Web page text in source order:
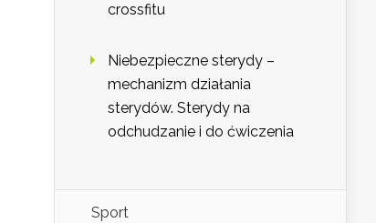
crossfitu
Niebezpieczne sterydy –
mechanizm działania
sterydów. Sterydy na
odchudzanie i do ćwiczenia
Sport